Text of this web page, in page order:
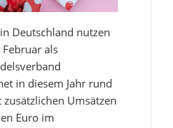
Deutschland nutzen
als
in diesem Jahr rund
Umsätzen
Euro im